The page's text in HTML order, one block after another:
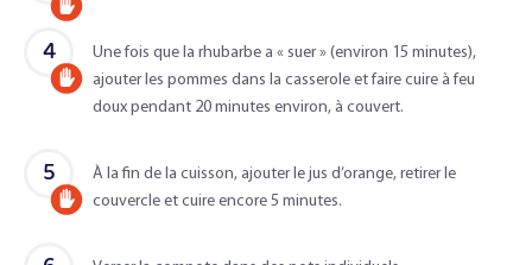
Accompagné
d'un
adulte
4
Accompagné
adulte
Une fois que la rhubarbe a « suer » (environ 15 minutes),
ajouter les pommes dans la casserole et faire cuire à feu
doux pendant 20 minutes environ, à couvert.
5
Accompagné
d'un
À la fin de la cuisson, ajouter le jus d’orange, retirer le
couvercle et cuire encore 5 minutes.